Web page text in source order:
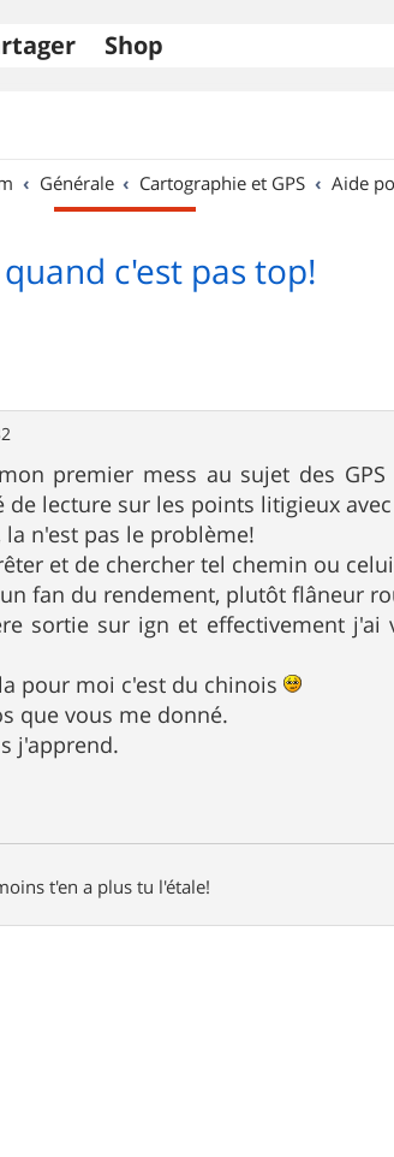
Shop
Générale Cartographie et GPS Aide
quand c'est pas top!
premier mess au sujet des
lecture sur les points litigieux
n'est pas le problème!
et de chercher tel chemin ou
fan du rendement, plutôt flâneur
sortie sur ign et effectivement
pour moi c'est du chinois
que vous me donné.
j'apprend.
t'en a plus tu l'étale!